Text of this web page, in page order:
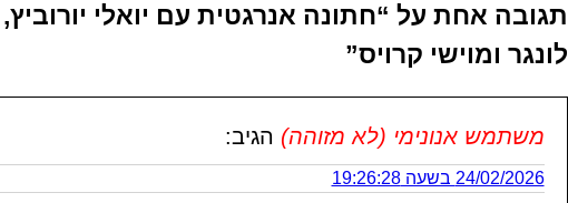
תגובה אחת על “חתונה אנרגטית עם יואלי
לונגר ומוישי קרויס”
משתמש אנונימי (לא מזוהה) הגיב:
24/02/2026 בשעה 19:26:28